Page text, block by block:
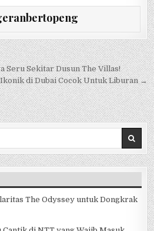
C
h
at
ar
e
Seru Sekitar Dusun The Villas!
di Dubai Cocok Untuk Liburan →
The Odyssey untuk Dongkrak